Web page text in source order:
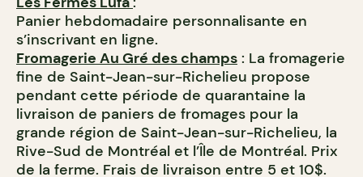
Panier hebdomadaire personnalisante en
s’inscrivant en ligne.
Fromagerie Au Gré des champs : La fromagerie
fine de Saint-Jean-sur-Richelieu propose
pendant cette période de quarantaine la
livraison de paniers de fromages pour la
grande région de Saint-Jean-sur-Richelieu, la
Rive-Sud de Montréal et l’Île de Montréal. Prix
de la ferme. Frais de livraison entre 5 et 10$.